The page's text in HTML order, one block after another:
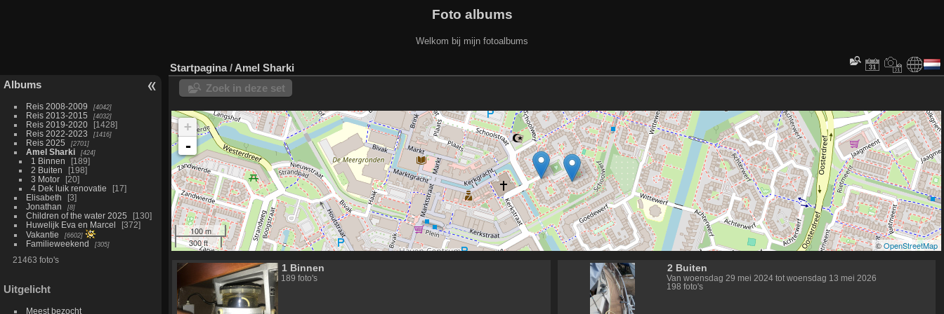
Foto albums
Welkom bij mijn fotoalbums
Albums
Reis 2008-2009 4042
Reis 2013-2015 4032
Reis 2019-2020
1428
Reis 2022-2023
1416
Reis 2025 2701
Amel Sharki 424
1 Binnen
189
2 Buiten
198
3 Motor
20
4 Dek luik renovatie
17
Elisabeth
3
Jonathan
8
Children of the water 2025
130
Huwelijk Eva en Marcel
372
Vakantie
6602
Familieweekend 305
21463 foto's
Uitgelicht
Meest bezocht
Startpagina/ Amel Sharki
Zoek in deze set
+
-
100 m
300 ft
©OpenStreetMap
1 Binnen
189 foto's
2 Buiten
Van woensdag 29 mei 2024 tot woensdag 13 mei 2026
198 foto's